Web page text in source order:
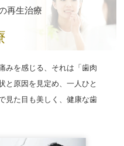
再生治療
みを感じる、それは「歯肉
と原因を見定め、一人ひと
見た目も美しく、健康な歯